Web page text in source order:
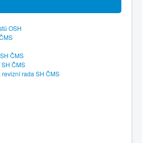
OSH
ČMS
ČMS
rada SH ČMS